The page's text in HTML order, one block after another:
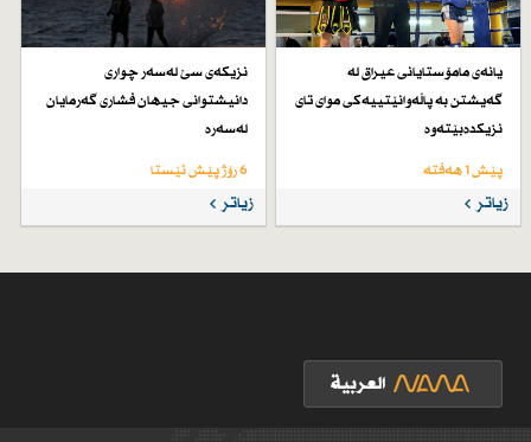
یانەی مامۆستایانی عیراق لە
گەیشتن بە پاڵەوانێتییەكی موای تای
نزیكدەبێتەوە
پێش 1 هەفتە
زیاتر
نزیكەی سێ لەسەر چواری
دانیشتوانی جیهان فشاری گەرمایان
لەسەرە
6 رۆژ پێش ئێستا
زیاتر